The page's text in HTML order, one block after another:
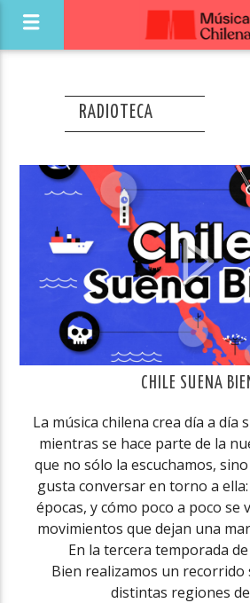
RADIOTECA
CHILE SUENA
La música chilena crea día a día
mientras se hace parte de la
que no sólo la escuchamos,
gusta conversar en torno a
épocas, y cómo poco a poco se
movimientos que dejan una
En la tercera temporada
Bien realizamos un
distintas regiones